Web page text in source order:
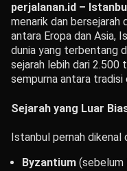
perjalanan.id – Istanbul
menarik dan bersejarah
antara Eropa dan Asia,
dunia yang terbentang
sejarah lebih dari 2.500
sempurna antara tradisi
Sejarah yang Luar
Istanbul pernah dikenal
Byzantium (sebelum